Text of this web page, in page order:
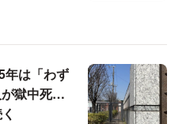
年は「わず
が獄中死…